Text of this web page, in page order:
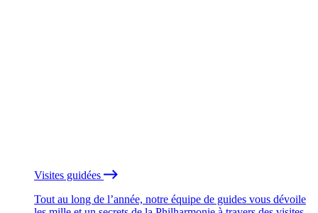
Visites guidées
Tout au long de l’année, notre équipe de guides vous dévoile